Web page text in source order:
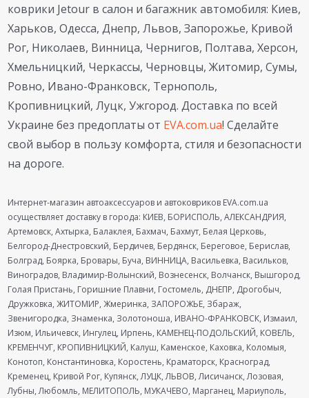
коврики Jetour в салон и багажник автомобиля: Киев,
Харьков, Одесса, Днепр, Львов, Запорожье, Кривой
Рог, Николаев, Винница, Чернигов, Полтава, Херсон,
Хмельницкий, Черкассы, Черновцы, Житомир, Сумы,
Ровно, Ивано-Франковск, Тернополь,
Кропивницкий, Луцк, Ужгород. Доставка по всей
Украине без предоплаты от EVA.com.ua! Сделайте
свой выбор в пользу комфорта, стиля и безопасности
на дороге.
Интернет-магазин автоаксессуаров и автоковриков EVA.com.ua
осуществляет доставку в города: КИЕВ, БОРИСПОЛЬ, АЛЕКСАНДРИЯ,
Артемовск, Ахтырка, Балаклея, Бахмач, Бахмут, Белая Церковь,
Белгород-Днестровский, Бердичев, Бердянск, Береговое, Берислав,
Болград, Боярка, Бровары, Буча, ВИННИЦА, Васильевка, Васильков,
Виноградов, Владимир-Волынский, Вознесенск, Волчанск, Вышгород,
Голая Пристань, Горишние Плавни, Гостомель, ДНЕПР, Дрогобыч,
Дружковка, ЖИТОМИР, Жмеринка, ЗАПОРОЖЬЕ, Збараж,
Звенигородка, Знаменка, Золотоноша, ИВАНО-ФРАНКОВСК, Измаил,
Изюм, Ильичевск, Ингулец, Ирпень, КАМЕНЕЦ-ПОДОЛЬСКИЙ, КОВЕЛЬ,
КРЕМЕНЧУГ, КРОПИВНИЦКИЙ, Калуш, Каменское, Каховка, Коломыя,
Конотоп, Константиновка, Коростень, Краматорск, Красноград,
Кременец, Кривой Рог, Купянск, ЛУЦК, ЛЬВОВ, Лисичанск, Лозовая,
Лубны, Любомль, МЕЛИТОПОЛЬ, МУКАЧЕВО, Марганец, Мариуполь,